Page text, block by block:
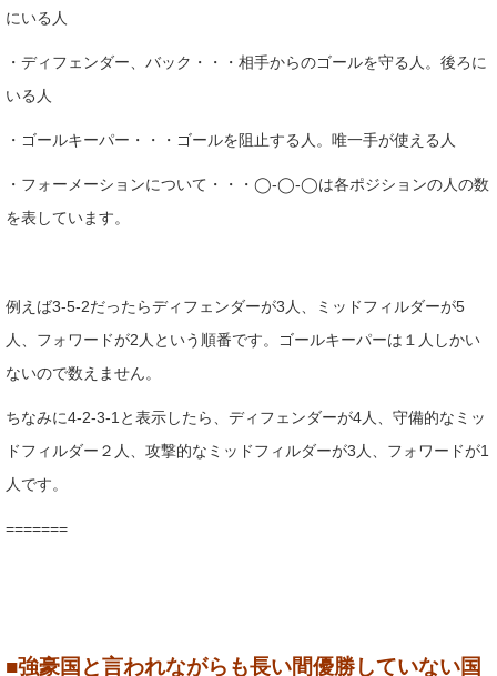
にいる人
・ディフェンダー、バック・・・相手からのゴールを守る人。後ろに
いる人
・ゴールキーパー・・・ゴールを阻止する人。唯一手が使える人
・フォーメーションについて・・・◯-◯-◯は各ポジションの人の数
を表しています。
例えば3-5-2だったらディフェンダーが3人、ミッドフィルダーが5
人、フォワードが2人という順番です。ゴールキーパーは１人しかい
ないので数えません。
ちなみに4-2-3-1と表示したら、ディフェンダーが4人、守備的なミッ
ドフィルダー２人、攻撃的なミッドフィルダーが3人、フォワードが1
人です。
=======
■強豪国と言われながらも長い間優勝していない国